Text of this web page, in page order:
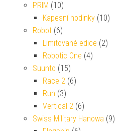
PRIM (10)
Kapesní hodinky (10)
Robot (6)
Limitované edice (2)
Robotic One (4)
Suunto (15)
Race 2 (6)
Run (3)
Vertical 2 (6)
Swiss Military Hanowa (9)